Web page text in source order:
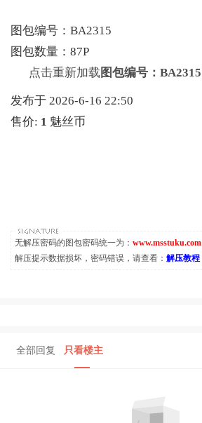
图包编号：BA2315
图包数量：87P
点击重新加载 图包编号：BA2315
发布于 2026-6-16 22:50
售价: 1 魅丝币
无解压密码的图包密码统一为： www.msstuku.com
解压提示数据损坏，密码错误，请查看： 解压教程
全部回复 只看楼主